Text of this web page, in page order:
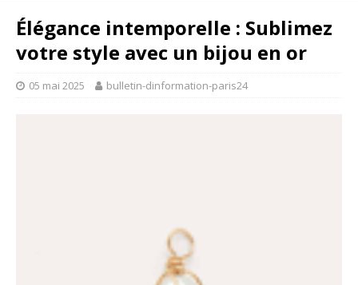
Élégance intemporelle : Sublimez
votre style avec un bijou en or
05 mai 2025 bulletin-dinformation-paris24